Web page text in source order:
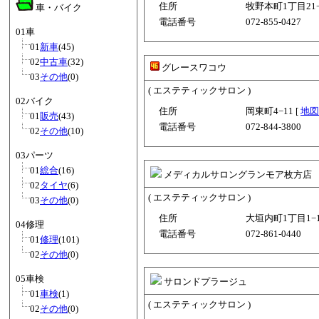
車・バイク
01車
01新車(45)
02中古車(32)
03その他(0)
02バイク
01販売(43)
02その他(10)
03パーツ
01総合(16)
02タイヤ(6)
03その他(0)
04修理
01修理(101)
02その他(0)
05車検
01車検(1)
02その他(0)
住所
牧野本町1丁目
電話番号
072-855-0427
グレースワコウ
( エステティックサロン )
住所
岡東町4−11 [ 地図
電話番号
072-844-3800
メディカルサロングランモア枚方店
( エステティックサロン )
住所
大垣内町1丁目
電話番号
072-861-0440
サロンドプラージュ
( エステティックサロン )